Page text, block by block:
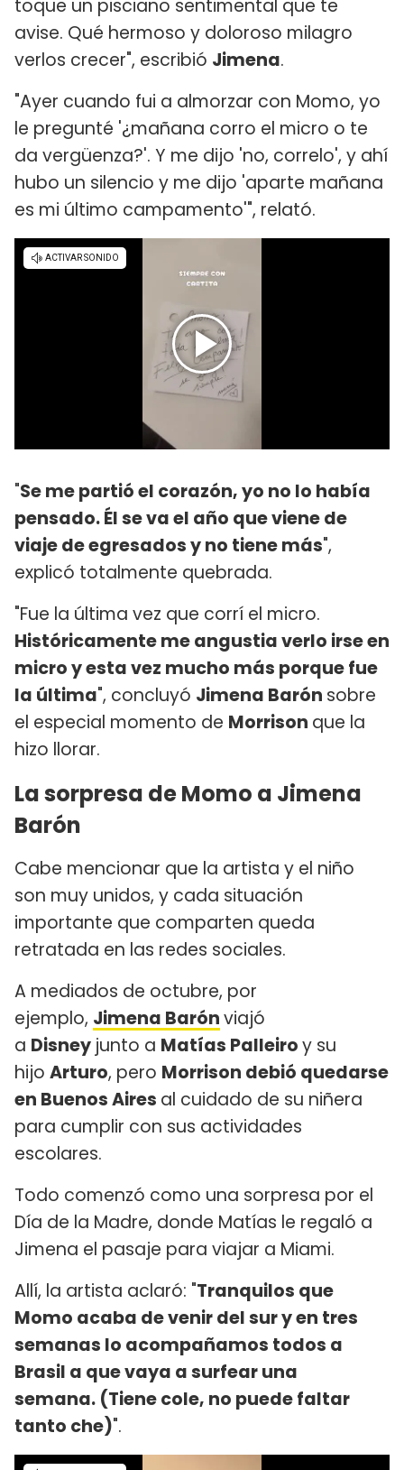
toque un pisciano sentimental que te
avise. Qué hermoso y doloroso milagro
verlos crecer", escribió Jimena.
"Ayer cuando fui a almorzar con Momo, yo
le pregunté '¿mañana corro el micro o te
da vergüenza?'. Y me dijo 'no, correlo', y ahí
hubo un silencio y me dijo 'aparte mañana
es mi último campamento'", relató.
"Se me partió el corazón, yo no lo había
pensado. Él se va el año que viene de
viaje de egresados y no tiene más",
explicó totalmente quebrada.
"Fue la última vez que corrí el micro.
Históricamente me angustia verlo irse en
micro y esta vez mucho más porque fue
la última", concluyó Jimena Barón sobre
el especial momento de Morrison que la
hizo llorar.
La sorpresa de Momo a Jimena
Barón
Cabe mencionar que la artista y el niño
son muy unidos, y cada situación
importante que comparten queda
retratada en las redes sociales.
A mediados de octubre, por
ejemplo, Jimena Barónviajó
a Disney junto a Matías Palleiroy su
hijo Arturo, pero Morrison debió quedarse
en Buenos Aires al cuidado de su niñera
para cumplir con sus actividades
escolares.
Todo comenzó como una sorpresa por el
Día de la Madre, donde Matías le regaló a
Jimena el pasaje para viajar a Miami.
Allí, la artista aclaró: "Tranquilos que
Momo acaba de venir del sur y en tres
semanas lo acompañamos todos a
Brasil a que vaya a surfear una
semana. (Tiene cole, no puede faltar
tanto che)".